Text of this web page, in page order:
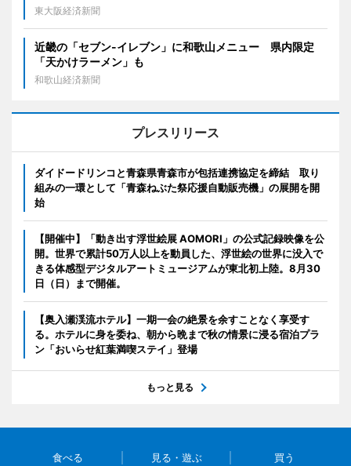
東大阪経済新聞
近畿の「セブン-イレブン」に和歌山メニュー 県内限定
「天かけラーメン」も
和歌山経済新聞
プレスリリース
ダイドードリンコと青森県青森市が包括連携協定を締結 取り
組みの一環として「青森ねぶた祭応援自動販売機」の展開を開
始
【開催中】「動き出す浮世絵展 AOMORI」の公式記録映像を公
開。世界で累計50万人以上を動員した、浮世絵の世界に没入で
きる体感型デジタルアートミュージアムが東北初上陸。8月30
日（日）まで開催。
【奥入瀬渓流ホテル】一期一会の絶景を余すことなく享受す
る。ホテルに身を委ね、朝から晩まで秋の情景に浸る宿泊プラ
ン「おいらせ紅葉満喫ステイ」登場
もっと見る
食べる 見る・遊ぶ 買う